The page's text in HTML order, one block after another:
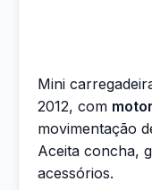
Mini
2012, com
movimentação
Aceita concha,
acessórios.